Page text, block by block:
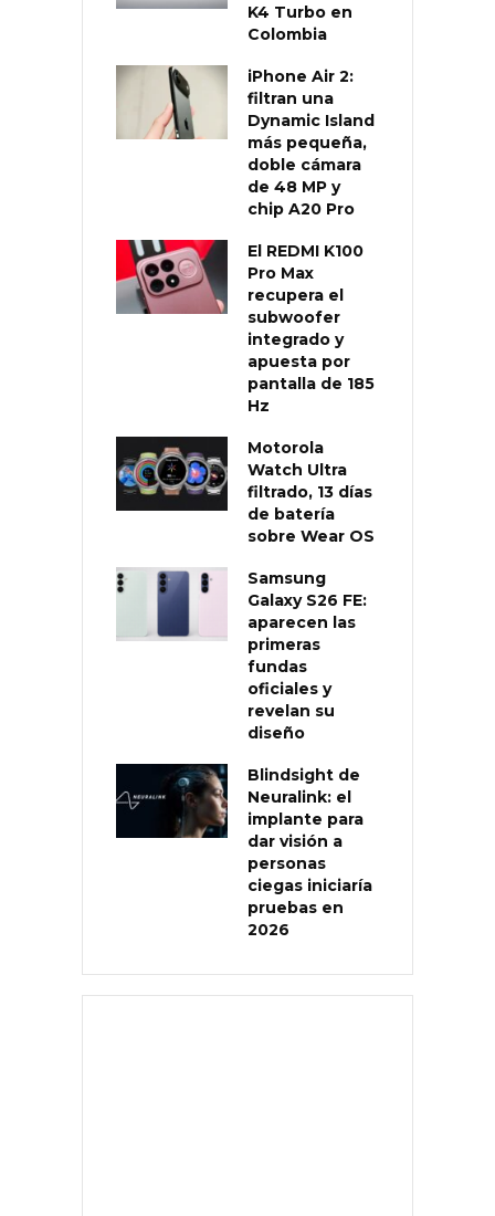
K4 Turbo en
Colombia
iPhone Air 2:
filtran una
Dynamic Island
más pequeña,
doble cámara
de 48 MP y
chip A20 Pro
El REDMI K100
Pro Max
recupera el
subwoofer
integrado y
apuesta por
pantalla de 185
Hz
Motorola
Watch Ultra
filtrado, 13 días
de batería
sobre Wear OS
Samsung
Galaxy S26 FE:
aparecen las
primeras
fundas
oficiales y
revelan su
diseño
Blindsight de
Neuralink: el
implante para
dar visión a
personas
ciegas iniciaría
pruebas en
2026